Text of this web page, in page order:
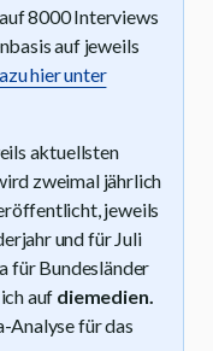
8000 Interviews
auf jeweils
hier unter
aktuellsten
zweimal jährlich
jeweils
und für Juli
für Bundesländer
auf diemedien.
Analyse für das